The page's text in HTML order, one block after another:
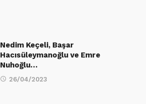
Nedim Keçeli, Başar
Hacısüleymanoğlu ve Emre
Nuhoğlu…
26/04/2023